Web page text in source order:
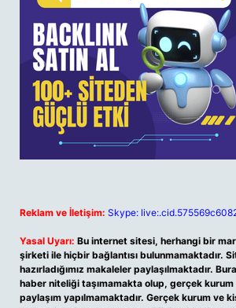
Reklam ve İletişim: Skype:
Yasal Uyarı: Bu internet sitesi, herhangi bir
şirketi ile hiçbir bağlantısı bulunmamaktadır.
hazırladığımız makaleler paylaşılmaktadır.
haber niteliği taşımamakta olup, gerçek kurum
paylaşım yapılmamaktadır. Gerçek kurum ve